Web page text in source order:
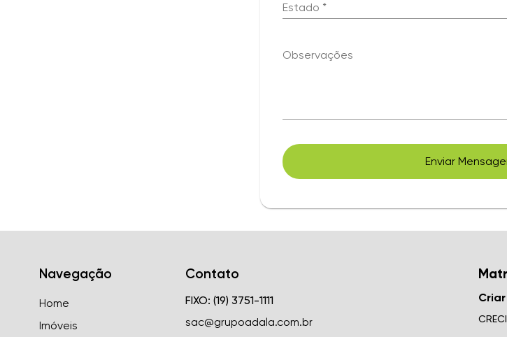
Estado *
Observações
Enviar
Navegação
Home
Imóveis
Contato
FIXO: (19) 3751-1111
sac@grupoadala.com.br
CRECI